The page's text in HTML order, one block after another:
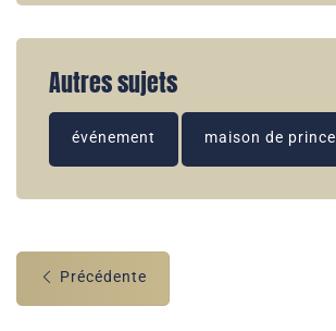
Autres sujets
événement maison de prince
Précédente